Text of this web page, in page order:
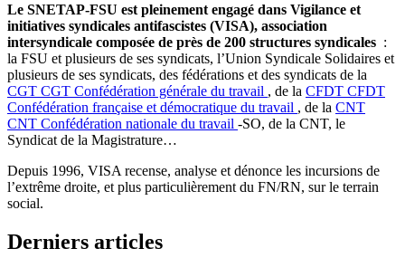
Le SNETAP-FSU est pleinement engagé dans Vigilance et
initiatives syndicales antifascistes (VISA), association
intersyndicale composée de près de 200 structures syndicales :
la FSU et plusieurs de ses syndicats, l’Union Syndicale Solidaires et
plusieurs de ses syndicats, des fédérations et des syndicats de la
CGT CGT Confédération générale du travail , de la CFDT CFDT
Confédération française et démocratique du travail , de la CNT
CNT Confédération nationale du travail -SO, de la CNT, le
Syndicat de la Magistrature…
Depuis 1996, VISA recense, analyse et dénonce les incursions de
l’extrême droite, et plus particulièrement du FN/RN, sur le terrain
social.
Derniers articles